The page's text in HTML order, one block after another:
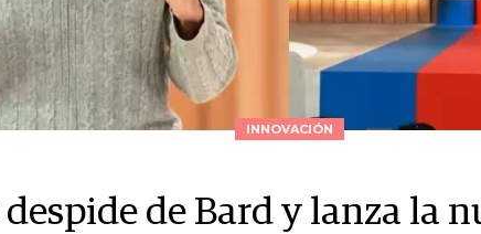
INNOVACIÓN
despide de Bard y lanza la